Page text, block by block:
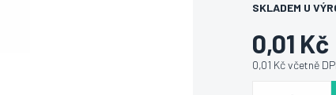
0,01 Kč
0,01 Kč včetně
SKLADEM U